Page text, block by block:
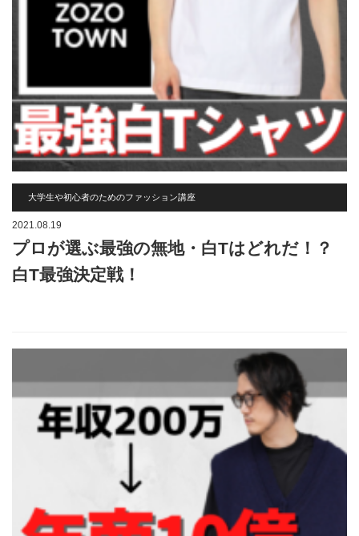
大学生や初心者のためのファッション講座
2021.08.19
プロが選ぶ最強の無地・白Tはどれだ！？
白T最強決定戦！